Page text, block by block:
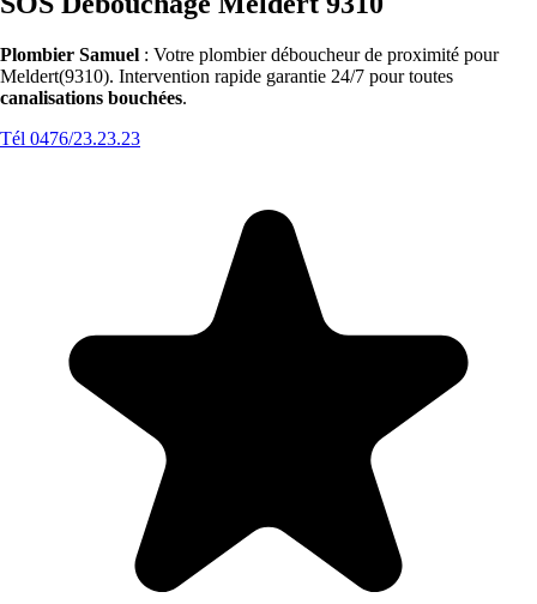
Plombier Samuel : Votre plombier déboucheur de proximité pour
Meldert(9310). Intervention rapide garantie 24/7 pour toutes
canalisations bouchées.
Tél 0476/23.23.23